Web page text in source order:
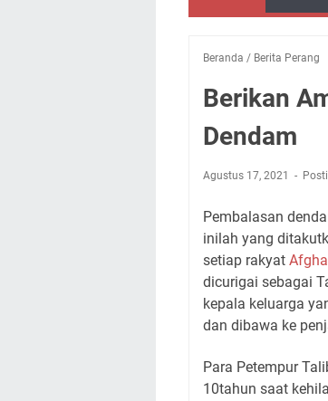
Beranda / Berita Perang
Berikan
Dendam
Agustus 17, 2021
Pembalasan
inilah yang
setiap rakyat
dicurigai sebagai
kepala keluarga
dan dibawa ke
Para Petempur
10tahun saat